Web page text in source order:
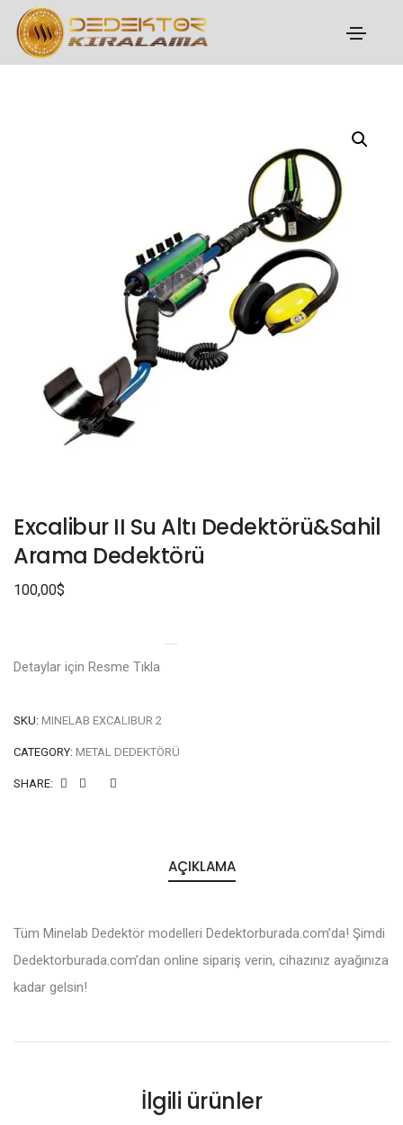
Excalibur II Su Altı Dedektörü&Sahil
Arama Dedektörü
100,00$
Detaylar için Resme Tıkla
SKU: MINELAB EXCALIBUR 2
CATEGORY: METAL DEDEKTÖRÜ
SHARE:
AÇIKLAMA
Tüm Minelab Dedektör modelleri Dedektorburada.com’da! Şimdi
Dedektorburada.com’dan online sipariş verin, cihazınız ayağınıza
kadar gelsin!
İlgili ürünler